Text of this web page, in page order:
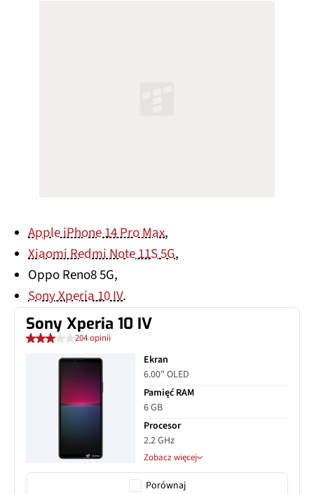
Apple iPhone 14 Pro Max,
Xiaomi Redmi Note 11S 5G,
Oppo Reno8 5G,
Sony Xperia 10 IV.
Sony Xperia 10 IV
204 opinii
Ekran
6.00" OLED
Pamięć RAM
6 GB
Procesor
2.2 GHz
Zobacz więcej
Porównaj